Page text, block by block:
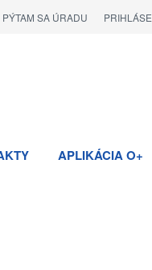
PÝTAM SA ÚRADU
APLIKÁCIA O+